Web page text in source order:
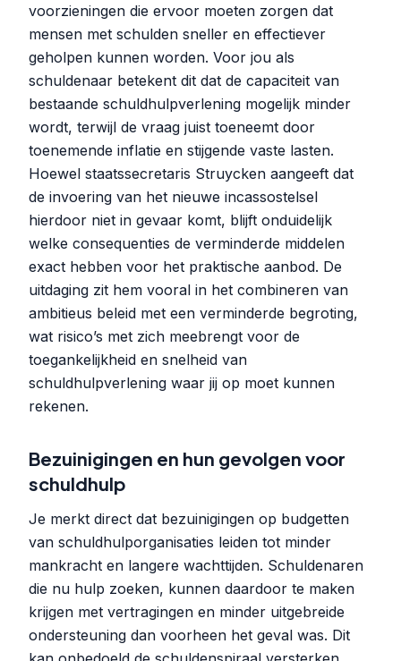
voorzieningen die ervoor moeten zorgen dat
mensen met schulden sneller en effectiever
geholpen kunnen worden. Voor jou als
schuldenaar betekent dit dat de capaciteit van
bestaande schuldhulpverlening mogelijk minder
wordt, terwijl de vraag juist toeneemt door
toenemende inflatie en stijgende vaste lasten.
Hoewel staatssecretaris Struycken aangeeft dat
de invoering van het nieuwe incassostelsel
hierdoor niet in gevaar komt, blijft onduidelijk
welke consequenties de verminderde middelen
exact hebben voor het praktische aanbod. De
uitdaging zit hem vooral in het combineren van
ambitieus beleid met een verminderde begroting,
wat risico’s met zich meebrengt voor de
toegankelijkheid en snelheid van
schuldhulpverlening waar jij op moet kunnen
rekenen.
Bezuinigingen en hun gevolgen voor
schuldhulp
Je merkt direct dat bezuinigingen op budgetten
van schuldhulporganisaties leiden tot minder
mankracht en langere wachttijden. Schuldenaren
die nu hulp zoeken, kunnen daardoor te maken
krijgen met vertragingen en minder uitgebreide
ondersteuning dan voorheen het geval was. Dit